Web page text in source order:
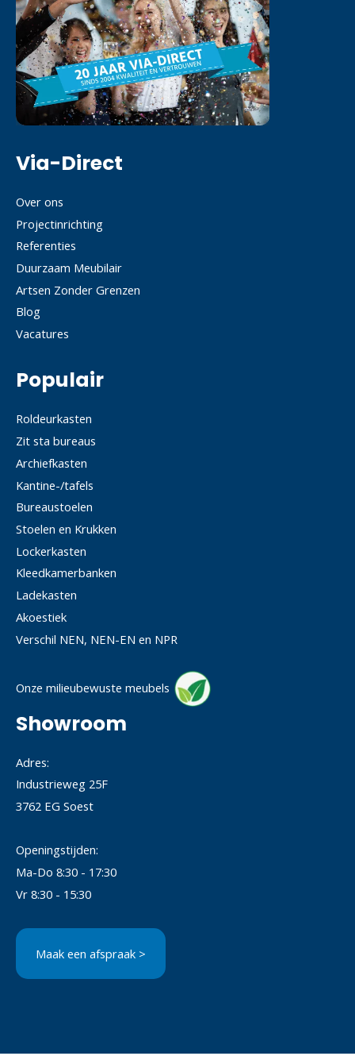
Via-Direct
Over ons
Projectinrichting
Referenties
Duurzaam Meubilair
Artsen Zonder Grenzen
Blog
Vacatures
Populair
Roldeurkasten
Zit sta bureaus
Archiefkasten
Kantine-/tafels
Bureaustoelen
Stoelen en Krukken
Lockerkasten
Kleedkamerbanken
Ladekasten
Akoestiek
Verschil NEN, NEN-EN en NPR
Onze milieubewuste meubels
Showroom
Adres:
Industrieweg 25F
3762 EG Soest
Openingstijden:
Ma-Do 8:30 - 17:30
Vr 8:30 - 15:30
Maak een afspraak >